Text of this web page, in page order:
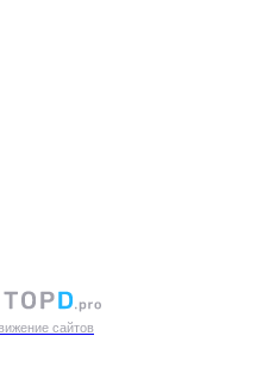
сайтов